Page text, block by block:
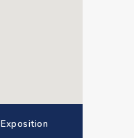
Exposition